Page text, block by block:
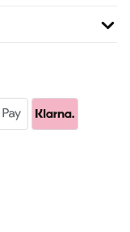
dem
finde ist der
im Kühlschrank,
und spart
aber langsam zum
Es ist einfach
zu können und
... von mir